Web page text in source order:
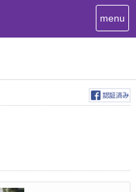
T
o
e
n
a
t
menu